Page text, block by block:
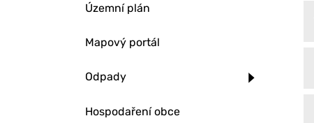
Územní plán
Mapový portál
Odpady
Hospodaření obce